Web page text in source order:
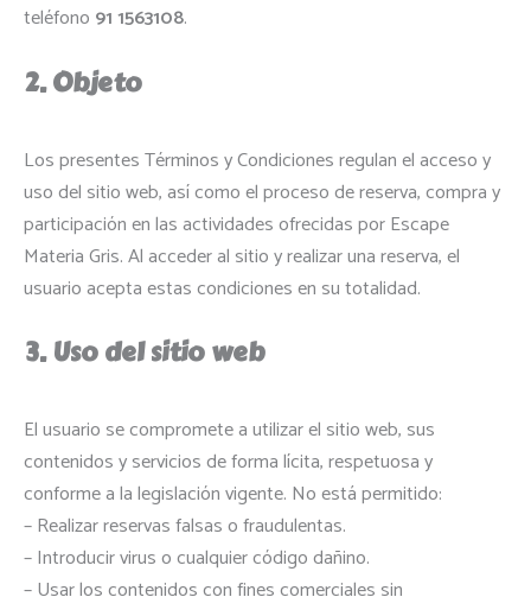
teléfono 91 1563108.
2. Objeto
Los presentes Términos y Condiciones regulan el acceso y
uso del sitio web, así como el proceso de reserva, compra y
participación en las actividades ofrecidas por Escape
Materia Gris. Al acceder al sitio y realizar una reserva, el
usuario acepta estas condiciones en su totalidad.
3. Uso del sitio web
El usuario se compromete a utilizar el sitio web, sus
contenidos y servicios de forma lícita, respetuosa y
conforme a la legislación vigente. No está permitido:
– Realizar reservas falsas o fraudulentas.
– Introducir virus o cualquier código dañino.
– Usar los contenidos con fines comerciales sin